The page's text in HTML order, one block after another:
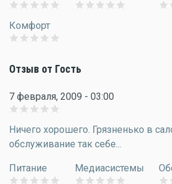
Комфорт
Отзыв от Гость
7 февраля, 2009 - 03:00
Ничего хорошего. Грязненько в
обслуживание так себе...
Питание Медиасистемы